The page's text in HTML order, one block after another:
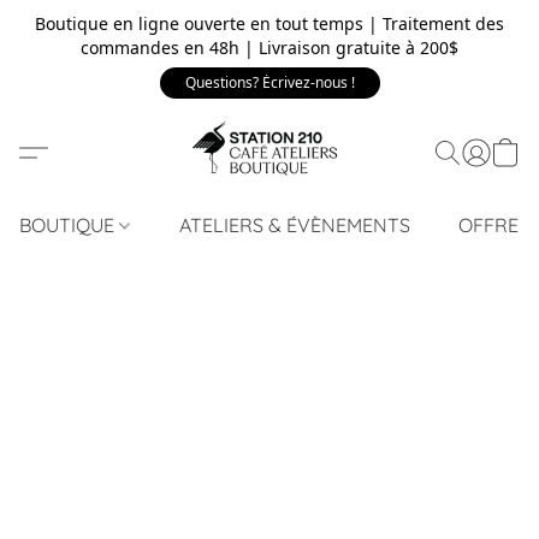
Boutique en ligne ouverte en tout temps | Traitement des
commandes en 48h | Livraison gratuite à 200$
Questions? Écrivez-nous !
BOUTIQUE ATELIERS & ÉVÈNEMENTS OFFRE